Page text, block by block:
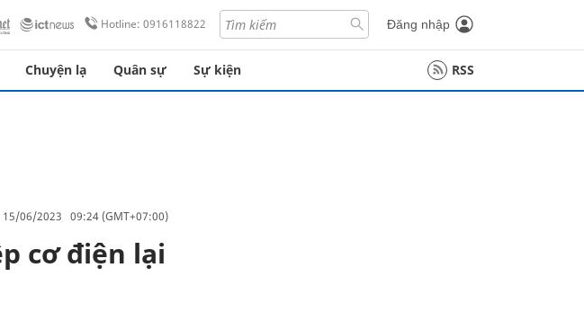
Hotline: 0916118822 Đăng nhập
Chuyện lạ Quân sự Sự kiện RSS
15/06/2023 09:24 (GMT+07:00)
cơ điện lại